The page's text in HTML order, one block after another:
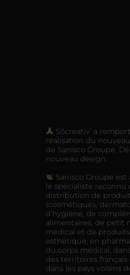
Sõcreativ’ a
réalisation du
de Sanisco Groupe.
nouveau design.
Sanisco Groupe est
le spécialiste reconnu
distribution de
(cosmétiques,
d’hygiène, de
alimentaires, de petit
médical et de
esthétique, en
du corps médical,
des territoires français
dans les pays voisins